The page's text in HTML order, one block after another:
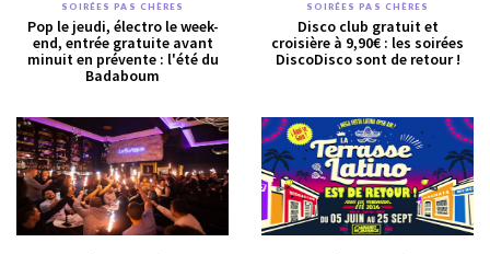
SOIRÉES PAS CHÈRES
Pop le jeudi, électro le week-
end, entrée gratuite avant
minuit en prévente : l'été du
Badaboum
SOIRÉES PAS CHÈRES
Disco club gratuit et
croisière à 9,90€ : les soirées
DiscoDisco sont de retour !